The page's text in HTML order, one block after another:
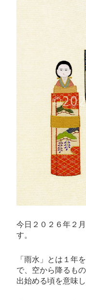
今日２０２６年２
す。
「雨水」とは１年
で、空から降るも
出始める頃を意味し